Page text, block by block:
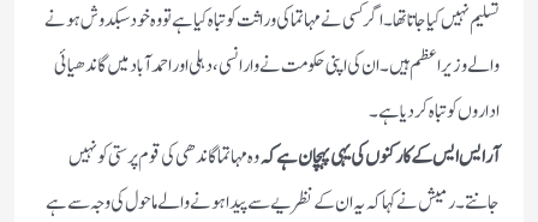
تسلیم نہیں کیا جاتا تھا۔ اگر کسی نے مہاتما کی وراثت کو تباہ کیا ہے تو وہ خود سبکدوش ہونے
والے وزیر اعظم ہیں۔ ان کی اپنی حکومت نے وارانسی، دہلی اور احمد آباد میں گاندھیائی
اداروں کو تباہ کر دیا ہے۔
آر ایس ایس کے کارکنوں کی یہی پہچان ہے کہوہ مہاتما گاندھی کی قوم پرستی کو نہیں
جانتے۔ رمیش نے کہا کہ یہ ان کے نظریے سے پیدا ہونے والے ماحول کی وجہ سے ہے